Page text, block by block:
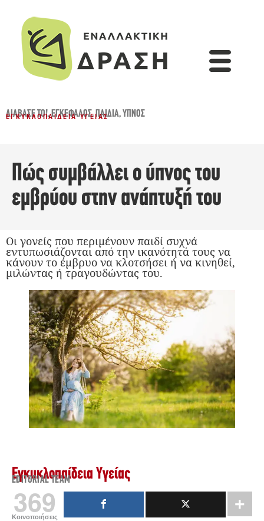
ΔΙΆΒΑΣΈ ΤΟ!,ΕΓΚΈΦΑΛΟΣ,ΠΑΙΔΙΆ,ΎΠΝΟΣ
ΕΓΚΥΚΛΟΠΑΊΔΕΙΑ ΥΓΕΊΑΣ
Πώς συμβάλλει ο ύπνος του
εμβρύου στην ανάπτυξή του
Οι γονείς που περιμένουν παιδί συχνά
εντυπωσιάζονται από την ικανότητά τους να
κάνουν το έμβρυο να κλοτσήσει ή να κινηθεί,
μιλώντας ή τραγουδώντας του.
Εγκυκλοπαίδεια Υγείας
EDITORIAL TEAM
369
Κοινοποιήσεις